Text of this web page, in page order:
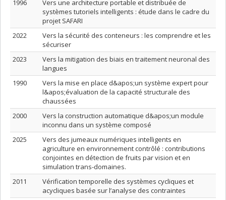
1996
Vers une architecture portable et distribuée de
systèmes tutoriels intelligents : étude dans le cadre du
projet SAFARI
2022
Vers la sécurité des conteneurs : les comprendre et les
sécuriser
2023
Vers la mitigation des biais en traitement neuronal des
langues
1990
Vers la mise en place d&apos;un système expert pour
l&apos;évaluation de la capacité structurale des
chaussées
2000
Vers la construction automatique d&apos;un module
inconnu dans un système composé
2025
Vers des jumeaux numériques intelligents en
agriculture en environnement contrôlé : contributions
conjointes en détection de fruits par vision et en
simulation trans-domaines.
2011
Vérification temporelle des systèmes cycliques et
acycliques basée sur l’analyse des contraintes